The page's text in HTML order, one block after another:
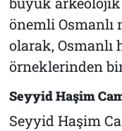
önemli Osmanlı
olarak, Osmanlı
örneklerinden
Seyyid Haşim
Seyyid Haşim